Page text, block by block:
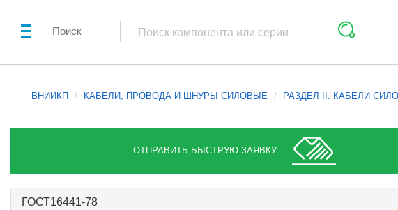
Поиск
ВНИИКП КАБЕЛИ, ПРОВОДА И ШНУРЫ СИЛОВЫЕ РАЗДЕЛ II. КАБЕЛИ
ОТПРАВИТЬ БЫСТРУЮ ЗАЯВКУ
ГОСТ16441-78